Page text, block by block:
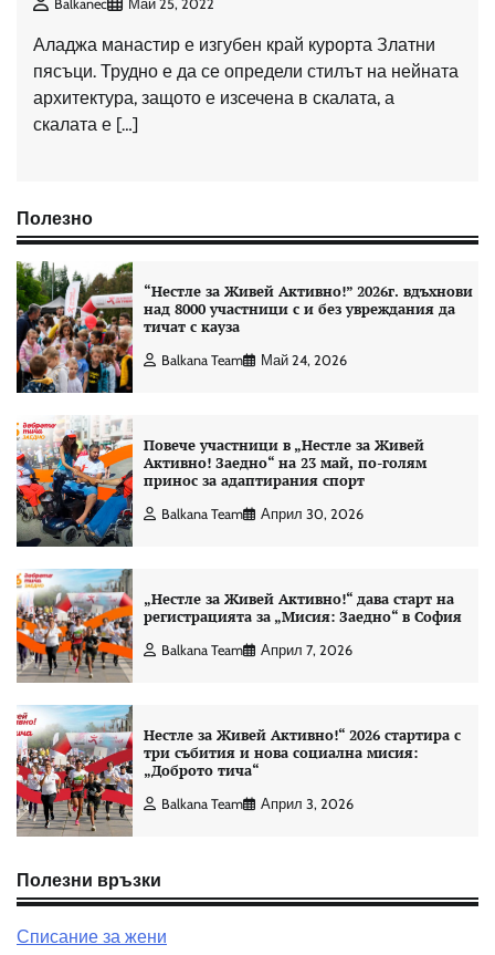
Balkanec Май 25, 2022
Аладжа манастир е изгубен край курорта Златни
пясъци. Трудно е да се определи стилът на нейната
архитектура, защото е изсечена в скалата, а
скалата е […]
Полезно
“Нестле за Живей Aктивно!” 2026г. вдъхнови
над 8000 участници с и без увреждания да
тичат с кауза
Balkana Team Май 24, 2026
Повече участници в „Нестле за Живей
Активно! Заедно“ на 23 май, по-голям
принос за адаптирания спорт
Balkana Team Април 30, 2026
„Нестле за Живей Активно!“ дава старт на
регистрацията за „Мисия: Заедно“ в София
Balkana Team Април 7, 2026
Нестле за Живей Активно!“ 2026 стартира с
три събития и нова социална мисия:
„Доброто тича“
Balkana Team Април 3, 2026
Полезни връзки
Списание за жени